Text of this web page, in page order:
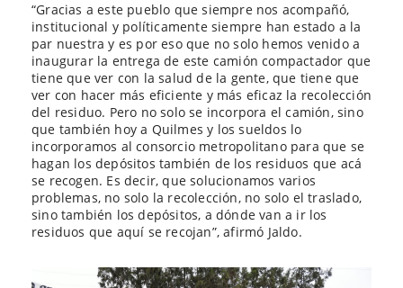
“Gracias a este pueblo que siempre nos acompañó,
institucional y políticamente siempre han estado a la
par nuestra y es por eso que no solo hemos venido a
inaugurar la entrega de este camión compactador que
tiene que ver con la salud de la gente, que tiene que
ver con hacer más eficiente y más eficaz la recolección
del residuo. Pero no solo se incorpora el camión, sino
que también hoy a Quilmes y los sueldos lo
incorporamos al consorcio metropolitano para que se
hagan los depósitos también de los residuos que acá
se recogen. Es decir, que solucionamos varios
problemas, no solo la recolección, no solo el traslado,
sino también los depósitos, a dónde van a ir los
residuos que aquí se recojan”, afirmó Jaldo.